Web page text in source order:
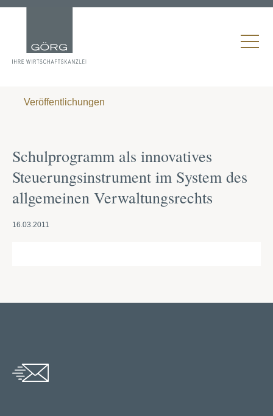
Veröffentlichungen
Schulprogramm als innovatives
Steuerungsinstrument im System des
allgemeinen Verwaltungsrechts
16.03.2011